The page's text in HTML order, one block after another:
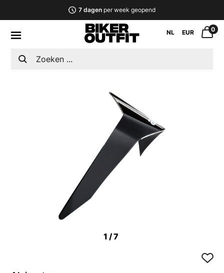
7 dagenper week geopend
NL EUR 0
1/7